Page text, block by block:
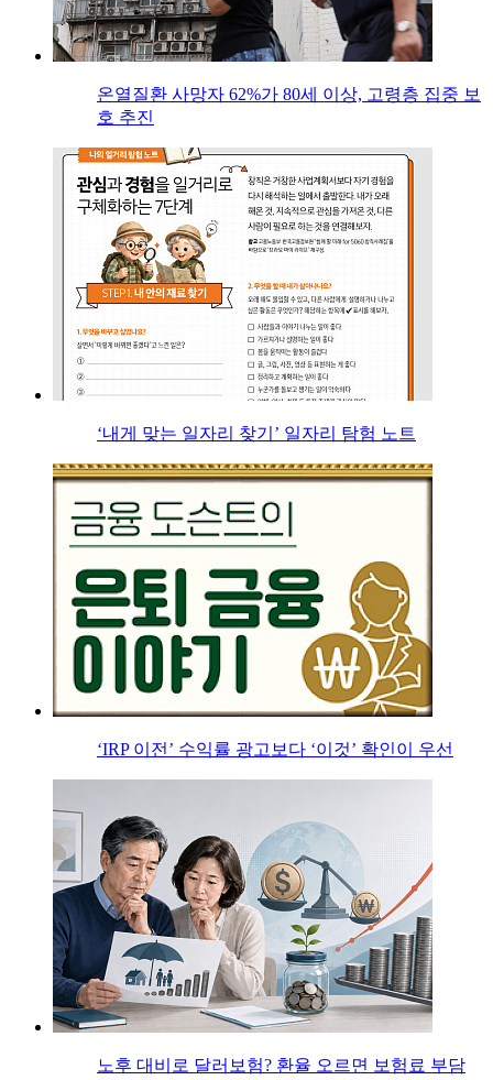
온열질환 사망자 62%가 80세 이상, 고령층 집중 보
호 추진
‘내게 맞는 일자리 찾기’ 일자리 탐험 노트
‘IRP 이전’ 수익률 광고보다 ‘이것’ 확인이 우선
노후 대비로 달러보험? 환율 오르면 보험료 부담